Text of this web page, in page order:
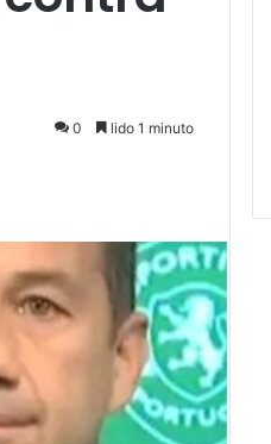
0 lido 1 minuto